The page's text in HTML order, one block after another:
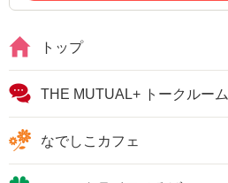
トップ
THE MUTUAL+ トークルーム
なでしこカフェ